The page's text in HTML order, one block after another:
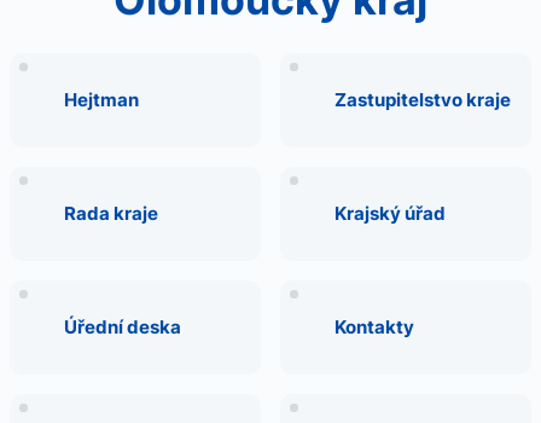
Hejtman Zastupitelstvo kraje
Rada kraje Krajský úřad
Úřední deska Kontakty